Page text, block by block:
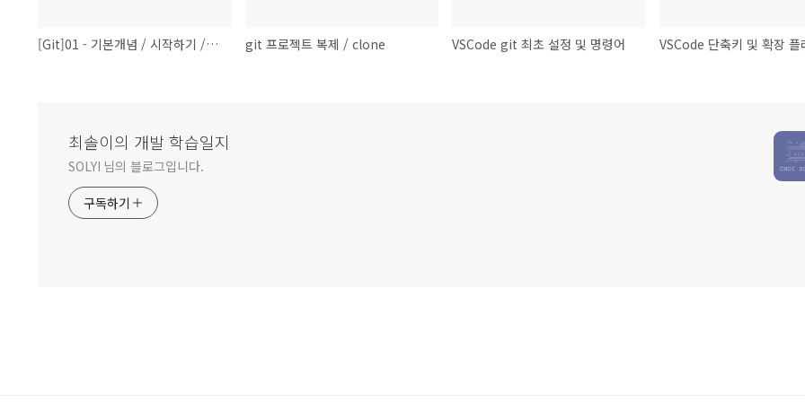
[Git]01 - 기본개념 / 시작하기 / 커밋 / 원격저장소 git 프로젝트 복제 / clone VSCode git 최초 설정 및 명령어 VSCode 단축키 및 확장 플
최솔이의 개발 학습일지
SOLYI 님의 블로그입니다.
구독하기